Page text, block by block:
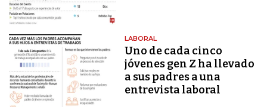
LABORAL
Uno de cada cinco
jóvenes gen Z ha llevado
a sus padres a una
entrevista laboral